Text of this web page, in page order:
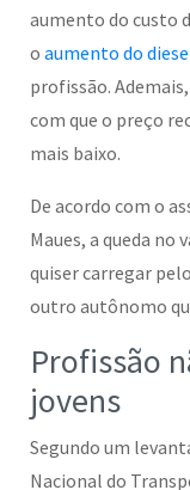
aumento do custo
o aumento do
profissão.
com que o preço
mais baixo.
De acordo com o
Maues, a queda no
quiser carregar
outro autônomo
Profissão
jovens
Segundo um
Nacional do